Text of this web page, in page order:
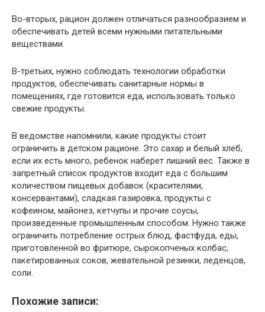
Во-вторых, рацион должен отличаться разнообразием и
обеспечивать детей всеми нужными питательными
веществами.
В-третьих, нужно соблюдать технологии обработки
продуктов, обеспечивать санитарные нормы в
помещениях, где готовится еда, использовать только
свежие продукты.
В ведомстве напомнили, какие продукты стоит
ограничить в детском рационе. Это сахар и белый хлеб,
если их есть много, ребенок наберет лишний вес. Также в
запретный список продуктов входит еда с большим
количеством пищевых добавок (красителями,
консервантами), сладкая газировка, продукты с
кофеином, майонез, кетчупы и прочие соусы,
произведенные промышленным способом. Нужно также
ограничить потребление острых блюд, фастфуда, еды,
приготовленной во фритюре, сырокопченых колбас,
пакетированных соков, жевательной резинки, леденцов,
соли.
Похожие записи: